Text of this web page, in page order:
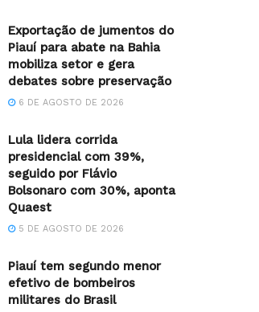
Exportação de jumentos do
Piauí para abate na Bahia
mobiliza setor e gera
debates sobre preservação
6 DE AGOSTO DE 2026
Lula lidera corrida
presidencial com 39%,
seguido por Flávio
Bolsonaro com 30%, aponta
Quaest
5 DE AGOSTO DE 2026
Piauí tem segundo menor
efetivo de bombeiros
militares do Brasil